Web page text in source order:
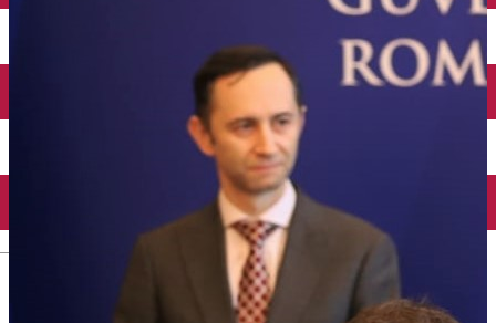
Încărcare vehicule electrice